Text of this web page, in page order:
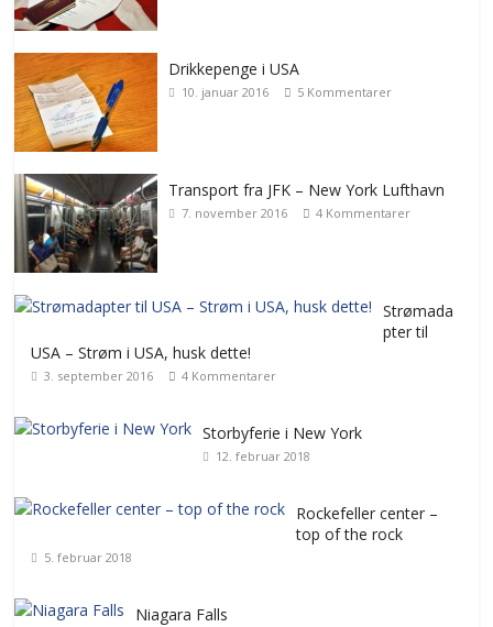
Drikkepenge i USA
10. januar 2016 5 Kommentarer
Transport fra JFK – New York Lufthavn
7. november 2016 4 Kommentarer
Strømada
pter til
USA – Strøm i USA, husk dette!
3. september 2016 4 Kommentarer
Storbyferie i New York
12. februar 2018
Rockefeller center –
top of the rock
5. februar 2018
Niagara Falls